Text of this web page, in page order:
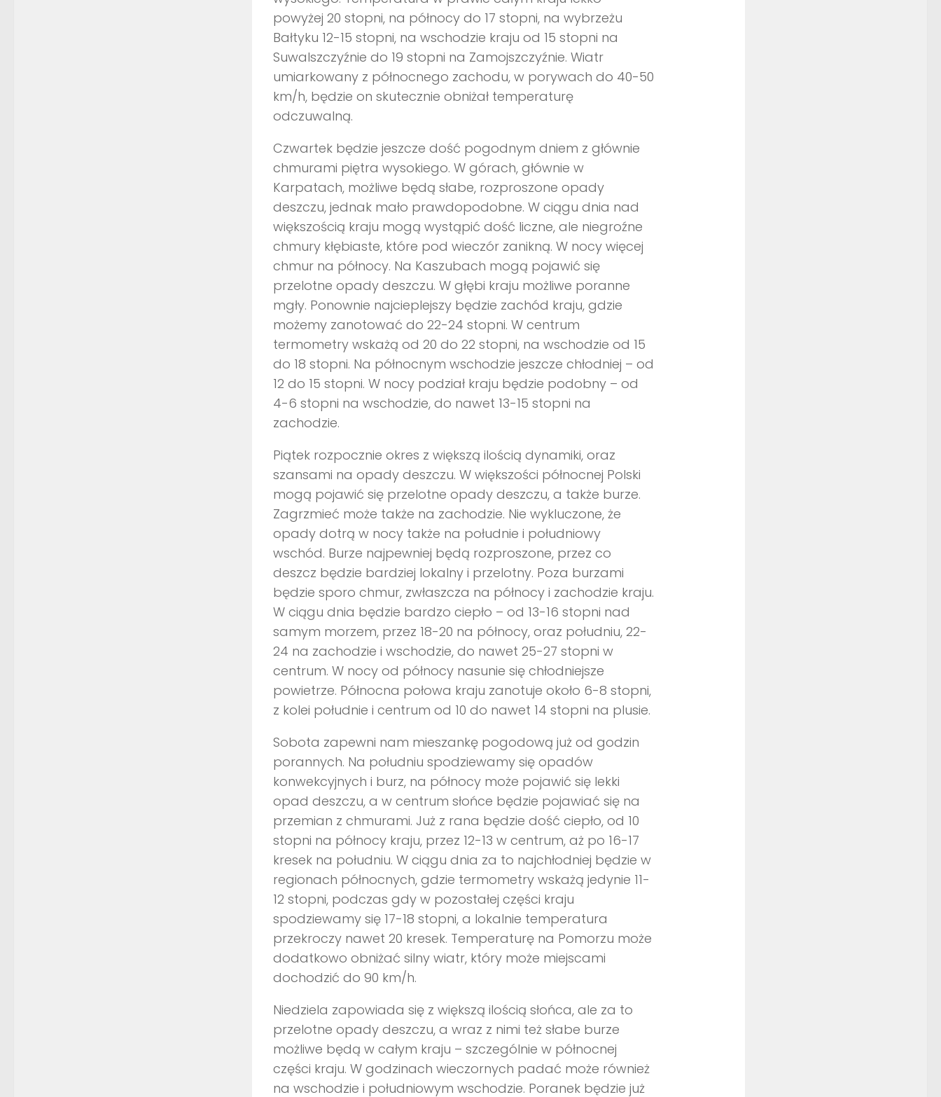
powyżej 20 stopni, na północy do 17 stopni, na wybrzeżu
Bałtyku 12-15 stopni, na wschodzie kraju od 15 stopni na
Suwalszczyźnie do 19 stopni na Zamojszczyźnie. Wiatr
umiarkowany z północnego zachodu, w porywach do 40-50
km/h, będzie on skutecznie obniżał temperaturę
odczuwalną.
Czwartek będzie jeszcze dość pogodnym dniem z głównie
chmurami piętra wysokiego. W górach, głównie w
Karpatach, możliwe będą słabe, rozproszone opady
deszczu, jednak mało prawdopodobne. W ciągu dnia nad
większością kraju mogą wystąpić dość liczne, ale niegroźne
chmury kłębiaste, które pod wieczór zanikną. W nocy więcej
chmur na północy. Na Kaszubach mogą pojawić się
przelotne opady deszczu. W głębi kraju możliwe poranne
mgły. Ponownie najcieplejszy będzie zachód kraju, gdzie
możemy zanotować do 22-24 stopni. W centrum
termometry wskażą od 20 do 22 stopni, na wschodzie od 15
do 18 stopni. Na północnym wschodzie jeszcze chłodniej – od
12 do 15 stopni. W nocy podział kraju będzie podobny – od
4-6 stopni na wschodzie, do nawet 13-15 stopni na
zachodzie.
Piątek rozpocznie okres z większą ilością dynamiki, oraz
szansami na opady deszczu. W większości północnej Polski
mogą pojawić się przelotne opady deszczu, a także burze.
Zagrzmieć może także na zachodzie. Nie wykluczone, że
opady dotrą w nocy także na południe i południowy
wschód. Burze najpewniej będą rozproszone, przez co
deszcz będzie bardziej lokalny i przelotny. Poza burzami
będzie sporo chmur, zwłaszcza na północy i zachodzie kraju.
W ciągu dnia będzie bardzo ciepło – od 13-16 stopni nad
samym morzem, przez 18-20 na północy, oraz południu, 22-
24 na zachodzie i wschodzie, do nawet 25-27 stopni w
centrum. W nocy od północy nasunie się chłodniejsze
powietrze. Północna połowa kraju zanotuje około 6-8 stopni,
z kolei południe i centrum od 10 do nawet 14 stopni na plusie.
Sobota zapewni nam mieszankę pogodową już od godzin
porannych. Na południu spodziewamy się opadów
konwekcyjnych i burz, na północy może pojawić się lekki
opad deszczu, a w centrum słońce będzie pojawiać się na
przemian z chmurami. Już z rana będzie dość ciepło, od 10
stopni na północy kraju, przez 12-13 w centrum, aż po 16-17
kresek na południu. W ciągu dnia za to najchłodniej będzie w
regionach północnych, gdzie termometry wskażą jedynie 11-
12 stopni, podczas gdy w pozostałej części kraju
spodziewamy się 17-18 stopni, a lokalnie temperatura
przekroczy nawet 20 kresek. Temperaturę na Pomorzu może
dodatkowo obniżać silny wiatr, który może miejscami
dochodzić do 90 km/h.
Niedziela zapowiada się z większą ilością słońca, ale za to
przelotne opady deszczu, a wraz z nimi też słabe burze
możliwe będą w całym kraju – szczególnie w północnej
części kraju. W godzinach wieczornych padać może również
na wschodzie i południowym wschodzie. Poranek będzie już